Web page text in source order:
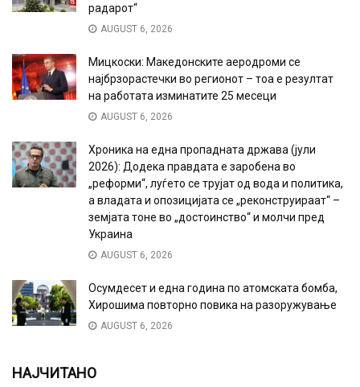
радарот“
AUGUST 6, 2026
Мицкоски: Македонските аеродроми се
најбрзорастечки во регионот – тоа е резултат
на работата изминатите 25 месеци
AUGUST 6, 2026
Хроника на една пропадната држава (јули
2026): Додека правдата е заробена во
„реформи“, луѓето се трујат од вода и политика,
а владата и опозицијата се „реконструираат“ –
земјата тоне во „достоинство“ и молчи пред
Украина
AUGUST 6, 2026
Осумдесет и една година по атомската бомба,
Хирошима повторно повика на разоружување
AUGUST 6, 2026
НАЈЧИТАНО